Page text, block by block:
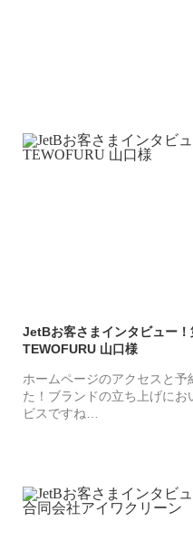
JetBお客さまインタビュー
TEWOFURU 山口様
ホームページのアクセスと予
た！ブランドの立ち上げにお
ビスですね…